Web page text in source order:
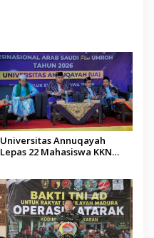
Universitas Annuqayah
Lepas 22 Mahasiswa KKN